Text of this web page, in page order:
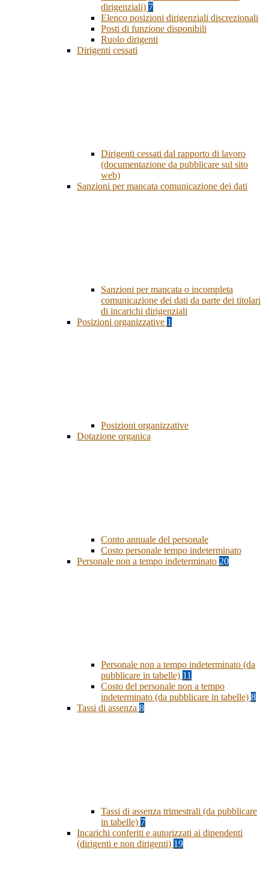
dirigenziali) 7
Elenco posizioni dirigenziali discrezionali
Posti di funzione disponibili
Ruolo dirigenti
Dirigenti cessati
Dirigenti cessati dal rapporto di lavoro
(documentazione da pubblicare sul sito
web)
Sanzioni per mancata comunicazione dei dati
Sanzioni per mancata o incompleta
comunicazione dei dati da parte dei titolari
di incarichi dirigenziali
Posizioni organizzative 1
Posizioni organizzative
Dotazione organica
Conto annuale del personale
Costo personale tempo indeterminato
Personale non a tempo indeterminato 20
Personale non a tempo indeterminato (da
pubblicare in tabelle) 11
Costo del personale non a tempo
indeterminato (da pubblicare in tabelle) 8
Tassi di assenza 8
Tassi di assenza trimestrali (da pubblicare
in tabelle) 7
Incarichi conferiti e autorizzati ai dipendenti
(dirigenti e non dirigenti) 19